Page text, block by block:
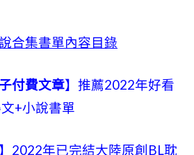
合集書單內容目錄
付費文章】推薦2022年好看
+小說書單
2022年已完結大陸原創BL耽